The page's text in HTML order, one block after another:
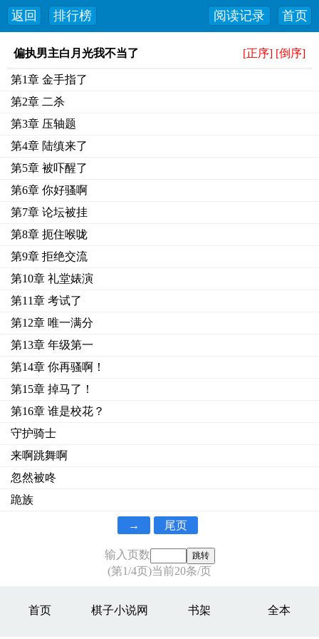
返回 排行榜 首页
阅读记录
偏执男主白月光我不当了 [正序] [倒序]
第1章 金手指了
第2章 二杀
第3章 压轴题
第4章 陆缜来了
第5章 被吓醒了
第6章 你好骚啊
第7章 论坛被挂
第8章 扼住喉咙
第9章 拒绝交流
第10章 礼堂婊演
第11章 考试了
第12章 唯一满分
第13章 年级第一
第14章 你再骚啊！
第15章 掉马了！
第16章 谁是校花？
守护骑士
来啊跳舞啊
忽然被咚
跪族
→ 尾页
输入页数
(第1/4页)当前20条/页
首页 棋子小说网 书架 全本